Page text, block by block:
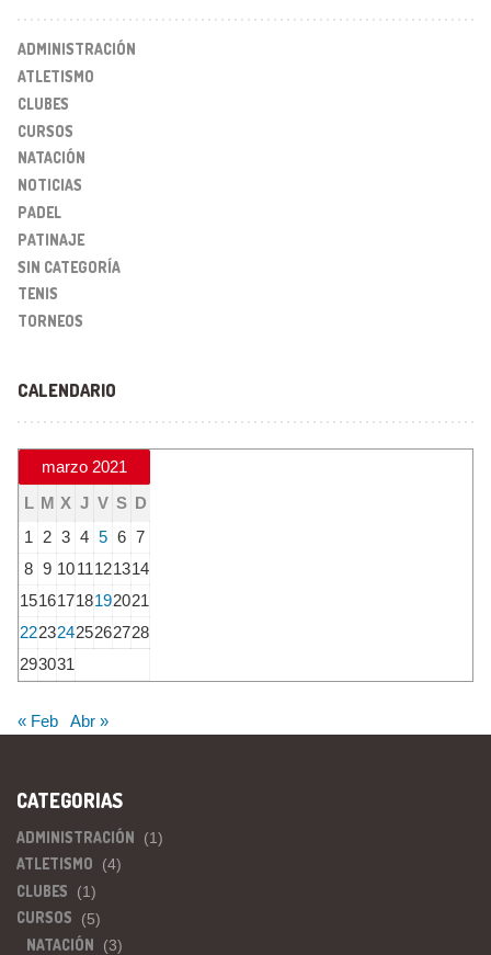
ADMINISTRACIÓN
ATLETISMO
CLUBES
CURSOS
NATACIÓN
NOTICIAS
PADEL
PATINAJE
SIN CATEGORÍA
TENIS
TORNEOS
CALENDARIO
marzo 2021
L M X J V S D
1
2 3 4 5 6 7
8 9 1011121314
15161718192021
22232425262728
293031
« Feb Abr »
CATEGORIAS
ADMINISTRACIÓN (1)
ATLETISMO (4)
CLUBES (1)
CURSOS (5)
NATACIÓN (3)